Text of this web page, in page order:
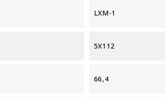
LXM-1
5X112
66,4